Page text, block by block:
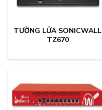
TƯỜNG LỬA SONICWALL
TZ670